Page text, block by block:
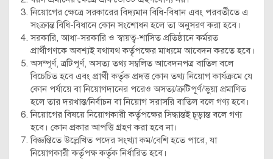
নিয়োগের ক্ষেত্রে সরকারের বিদ্যমান বিধি-বিধান এবং পরবর্তীতে এ
সংক্রান্ত বিধি-বিধানে কোন সংশোধন হলে তা অনুসরণ করা হবে।
সরকারি, আধা-সরকারি ও স্বায়ত্ব-শাসিত প্রতিষ্ঠানে কর্মরত
প্রার্থীগণকে অবশ্যই যথাযথ কর্তৃপক্ষের মাধ্যমে আবেদন করতে হবে।
অসম্পূর্ণ, ত্রটিপূর্ণ, অসত্য তথ্য সম্বলিত আবেদনপত্র বাতিল বলে
বিচেচিত হবে এবং প্রার্থী কর্তৃক প্রদত্ত কোন তথ্য নিয়োগ কার্যক্রমে যে
কোন পর্যায়ে বা নিয়োগদানের পরেও অসত্য/ক্রটিপূর্ণ/ভুয়া প্রমাণিত
হলে তার দরখাস্ত/নির্বাচন বা নিয়োগ সরাসরি বাতিল বলে গণ্য হবে।
নিয়োগের বিষয়ে নিয়োগকারী কর্তৃপক্ষের সিদ্ধান্তই চূড়ান্ত বলে গণ্য
হবে। কোন প্রকার আপত্তি গ্রহণ করা হবে না।
বিজ্ঞপ্তিতে উল্লেখিত পদের সংখ্যা কম/বেশি হতে পারে, যা
নিয়োগকারী কর্তৃপক্ষ কর্তৃক নির্ধারিত হবে।